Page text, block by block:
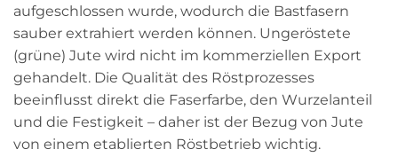
aufgeschlossen wurde, wodurch die Bastfasern
sauber extrahiert werden können. Ungeröstete
(grüne) Jute wird nicht im kommerziellen Export
gehandelt. Die Qualität des Röstprozesses
beeinflusst direkt die Faserfarbe, den Wurzelanteil
und die Festigkeit – daher ist der Bezug von Jute
von einem etablierten Röstbetrieb wichtig.